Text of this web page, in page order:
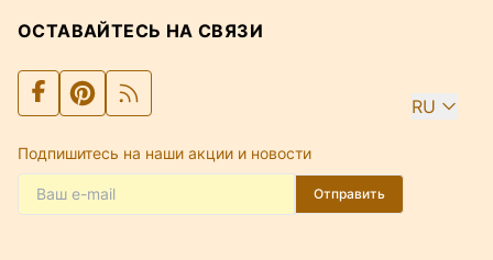
ОСТАВАЙТЕСЬ НА СВЯЗИ
RU
Подпишитесь на наши акции и новости
Отправить